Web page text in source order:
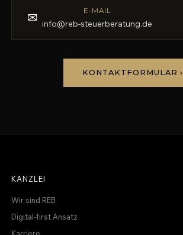
✉ E-MAIL
info@reb-steuerberatung.de
KONTAKTFORMULAR ›
KANZLEI
Wir sind REB
Digital-first Ansatz
Karriere